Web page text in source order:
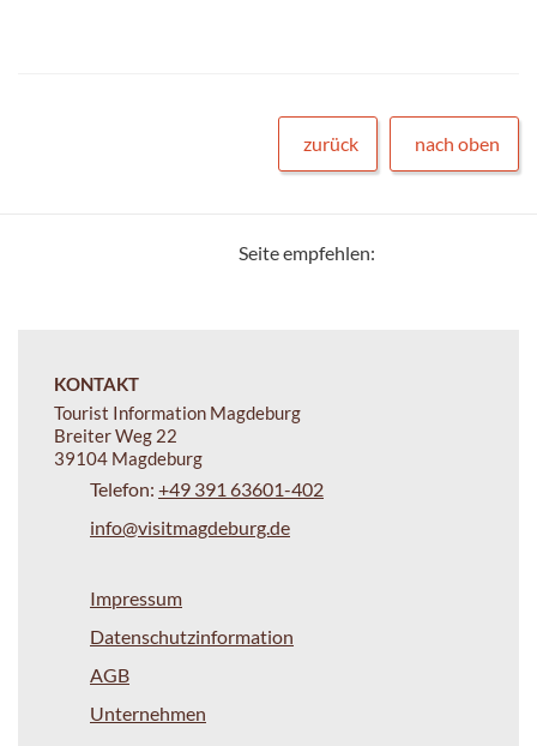
zurück nach oben
Seite empfehlen:
KONTAKT
Tourist Information Magdeburg
Breiter Weg 22
39104 Magdeburg
Telefon: +49 391 63601-402
info@visitmagdeburg.de
Impressum
Datenschutzinformation
AGB
Unternehmen